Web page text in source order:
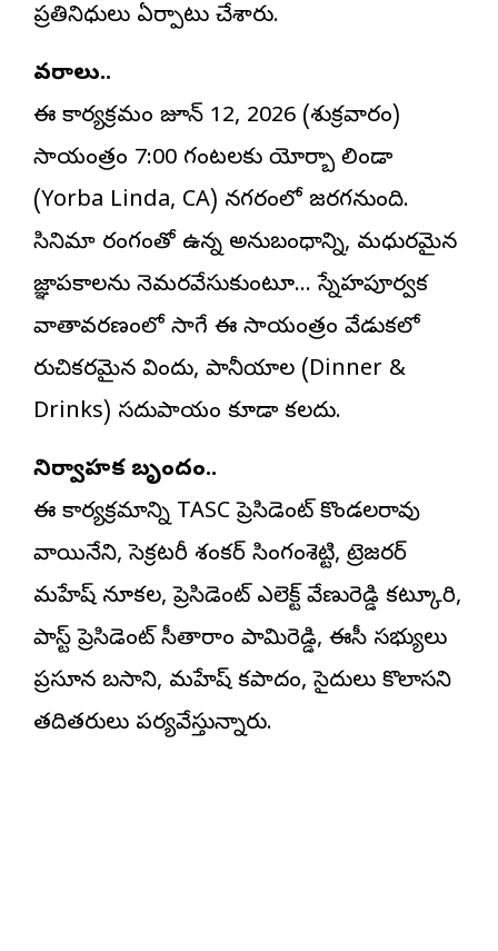
ప్రతినిధులు ఏర్పాటు చేశారు.
వివరాలు..
ఈ కార్యక్రమం జూన్ 12, 2026 (శుక్రవారం)
సాయంత్రం 7:00 గంటలకు యోర్బా లిండా
(Yorba Linda, CA) నగరంలో జరగనుంది.
సినిమా రంగంతో ఉన్న అనుబంధాన్ని, మధురమైన
జ్ఞాపకాలను నెమరవేసుకుంటూ… స్నేహపూర్వక
వాతావరణంలో సాగే ఈ సాయంత్రం వేడుకలో
రుచికరమైన విందు, పానీయాల (Dinner &
Drinks) సదుపాయం కూడా కలదు.
నిర్వాహక బృందం..
ఈ కార్యక్రమాన్ని TASC ప్రెసిడెంట్ కొండలరావు
వాయినేని, సెక్రటరీ శంకర్ సింగంశెట్టి, ట్రెజరర్
మహేష్ నూకల, ప్రెసిడెంట్ ఎలెక్ట్ వేణురెడ్డి కట్కూరి,
పాస్ట్ ప్రెసిడెంట్ సీతారాం పామిరెడ్డి, ఈసీ సభ్యులు
ప్రసూన బసాని, మహేష్ కపాదం, సైదులు కొలాసని
తదితరులు పర్యవేక్షిస్తున్నారు.